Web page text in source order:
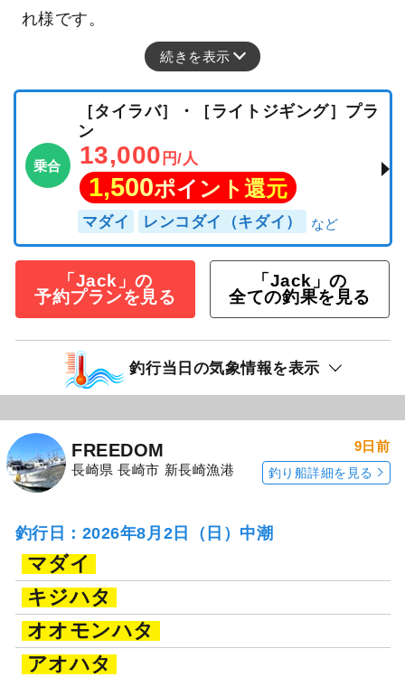
れ様です。
続きを表示
乗合
［タイラバ］・［ライトジギング］プラ
ン
13,000 円/人
1,500ポイント還元
マダイ レンコダイ（キダイ）
「Jack」の
予約プランを見る
「Jack」の
全ての釣果を見る
釣行当日の気象情報を表示
FREEDOM
長崎県 長崎市 新長崎漁港
9日前
釣り船詳細を見る
釣行日：2026年8月2日（日）中潮
マダイ
キジハタ
オオモンハタ
アオハタ